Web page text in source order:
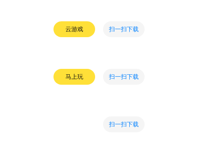
云游戏 扫一扫下载
马上玩 扫一扫下载
扫一扫下载